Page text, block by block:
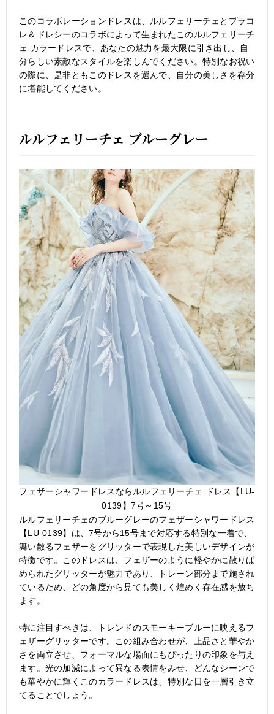
このコラボレーションドレスは、ルルフェリーチェとプラコ
レ＆ドレシーのコラボによって生まれたこのルルフェリーチ
ェ カラードレスで、あなたの魅力を最大限に引き出し、自
分らしい素敵なスタイルを楽しんでください。特別なお祝い
の際に、是非ともこのドレスを選んで、自分の美しさを存分
に堪能してください。
ルルフェリーチェ ブルーグレー
フェザーシャワードレスならルルフェリーチェ ドレス【LU-
0139】7号～15号
ルルフェリーチェのブルーグレーのフェザーシャワードレス
【LU-0139】は、7号から15号まで対応する特別な一着で、
舞い散るフェザーをグリッターで表現した美しいデザインが
特徴です。このドレスは、フェザーのように軽やかに散りば
められたグリッターが魅力であり、トレーン部分まで施され
ているため、どの角度から見ても美しく煌めく存在感を放ち
ます。
特に注目すべきは、トレンドのスモーキーブルーに映えるフ
ェザーグリッターです。この組み合わせが、上品さと華やか
さを両立させ、フォーマルな場面にもぴったりの印象を与え
ます。光の加減によって異なる表情をみせ、どんなシーンで
も華やかに輝くこのカラードレスは、特別な日を一層引き立
てることでしょう。